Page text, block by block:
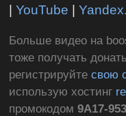
|YouTube |
Больше видео на
тоже получать
регистрируйтесвою
использую хостинг
промокодом9A17-